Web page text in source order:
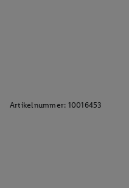
Artikelnummer: 10016453